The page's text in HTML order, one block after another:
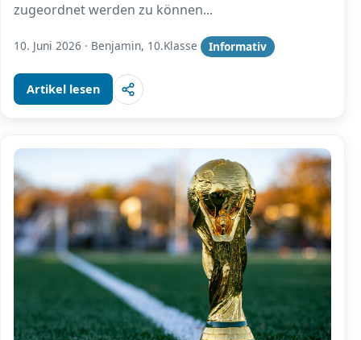
zugeordnet werden zu können...
10. Juni 2026 · Benjamin, 10.Klasse Informativ
Artikel lesen